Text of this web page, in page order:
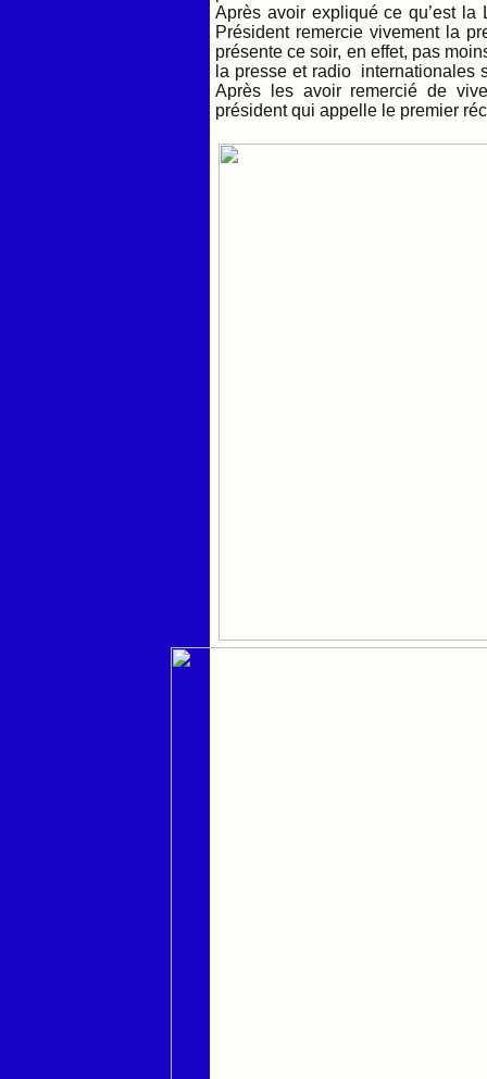
Après avoir expliqué ce qu’est
Président remercie vivement la
présente ce soir, en effet, pas
la presse et radio internationales
Après les avoir remercié de
président qui appelle le premier